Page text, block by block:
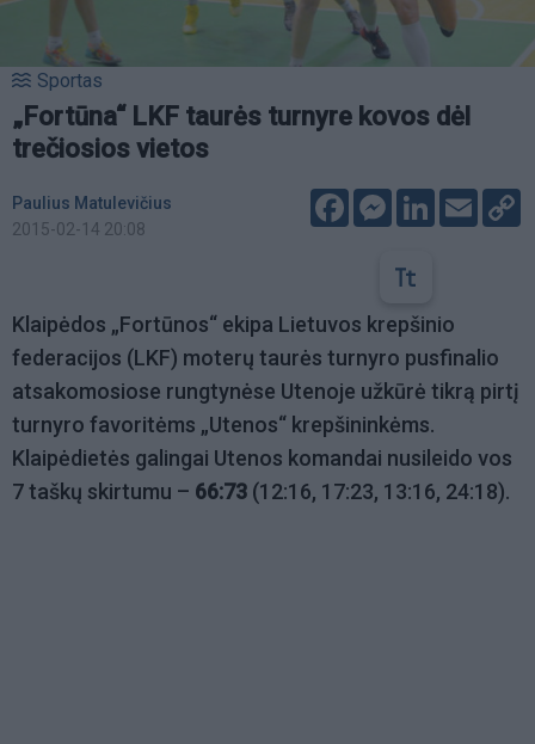
Sportas
„Fortūna“ LKF taurės turnyre kovos dėl
trečiosios vietos
Paulius Matulevičius
2015-02-14 20:08
FacebookMessenger
LinkedIn
Email
Klaipėdos „Fortūnos“ ekipa Lietuvos krepšinio
federacijos (LKF) moterų taurės turnyro pusfinalio
atsakomosiose rungtynėse Utenoje užkūrė tikrą pirtį
turnyro favoritėms „Utenos“ krepšininkėms.
Klaipėdietės galingai Utenos komandai nusileido vos
7 taškų skirtumu – 66:73 (12:16, 17:23, 13:16, 24:18).